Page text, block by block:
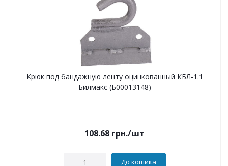
Крюк под бандажную ленту оцинкованный КБЛ-1.1
Билмакс (Б00013148)
108.68 грн./шт
До кошика